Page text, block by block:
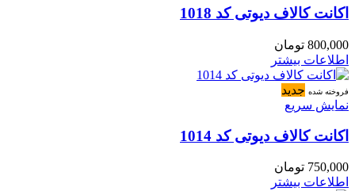
اکانت کالاف دیوتی کد 1018
800,000 تومان
اطلاعات بیشتر
فروخته شده جدید
نمایش سریع
اکانت کالاف دیوتی کد 1014
750,000 تومان
اطلاعات بیشتر